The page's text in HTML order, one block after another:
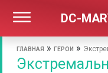
DC-
ГЛАВНАЯ » ГЕРОИ »